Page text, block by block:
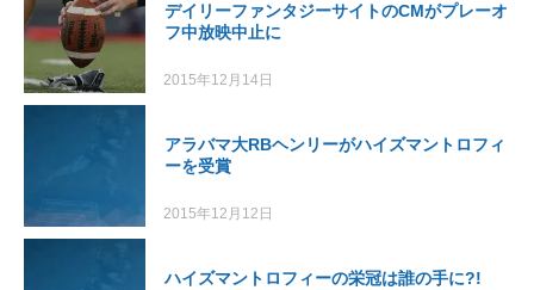
デイリーファンタジーサイトのCMがプレーオ
フ中放映中止に
2015年12月14日
アラバマ大RBヘンリーがハイズマントロフィ
ーを受賞
2015年12月12日
ハイズマントロフィーの栄冠は誰の手に?!